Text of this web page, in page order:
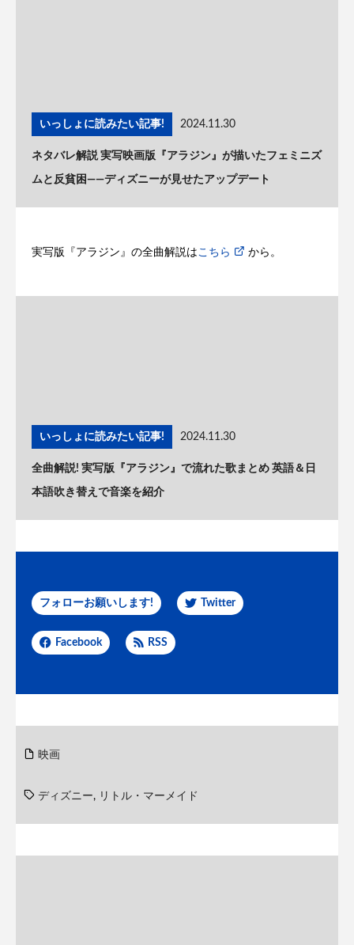
いっしょに読みたい記事! 2024.11.30
ネタバレ解説 実写映画版『アラジン』が描いたフェミニズ
ムと反貧困——ディズニーが見せたアップデート
実写版『アラジン』の全曲解説は こちら から。
いっしょに読みたい記事! 2024.11.30
全曲解説! 実写版『アラジン』で流れた歌まとめ 英語＆日
本語吹き替えで音楽を紹介
フォローお願いします! Twitter
Facebook RSS
映画
ディズニー, リトル・マーメイド